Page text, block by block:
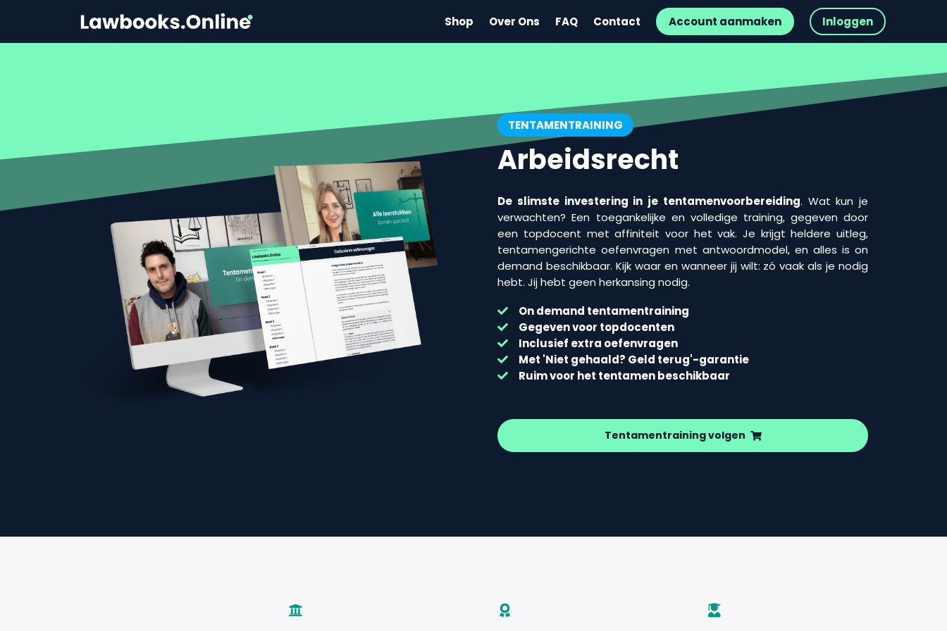
Shop Over Ons FAQ Contact Account aanmaken Inloggen
TENTAMENTRAINING
Arbeidsrecht
De slimste investering in je tentamenvoorbereiding. Wat kun je
verwachten? Een toegankelijke en volledige training, gegeven door
een topdocent met affiniteit voor het vak. Je krijgt heldere uitleg,
tentamengerichte oefenvragen met antwoordmodel, en alles is on
demand beschikbaar. Kijk waar en wanneer jij wilt: zó vaak als je nodig
hebt. Jij hebt geen herkansing nodig.
On demand tentamentraining
Gegeven voor topdocenten
Inclusief extra oefenvragen
Met 'Niet gehaald? Geld terug'-garantie
Ruim voor het tentamen beschikbaar
Tentamentraining volgen